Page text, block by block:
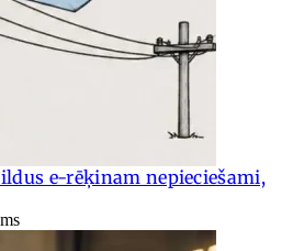
e-rēķinam nepieciešami,